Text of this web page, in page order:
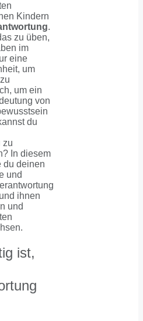
Kindern
.
zu üben,
im
eine
um
um ein
von
du
zu
In diesem
du deinen
und
ihnen
und
ist,